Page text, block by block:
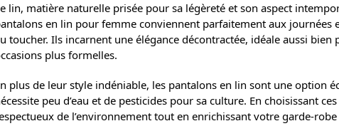
lin, matière naturelle prisée pour sa légèreté et son aspect
en lin pour femme conviennent parfaitement aux journées
toucher. Ils incarnent une élégance décontractée, idéale aussi
plus formelles.
plus de leur style indéniable, les pantalons en lin sont une option
peu d’eau et de pesticides pour sa culture. En choisissant
de l’environnement tout en enrichissant votre garde-robe